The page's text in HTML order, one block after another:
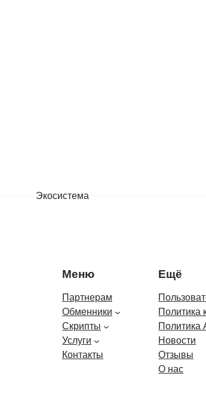
Экосистема
Меню
Партнерам
Обменники
Скрипты
Услуги
Контакты
Ещё
Политика
Политика
Новости
Отзывы
О нас